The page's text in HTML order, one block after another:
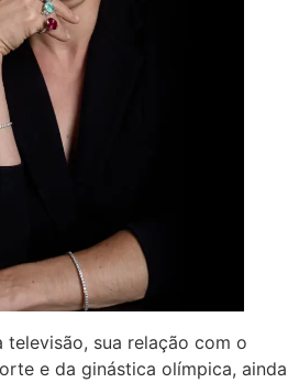
televisão, sua relação com o
e da ginástica olímpica, ainda